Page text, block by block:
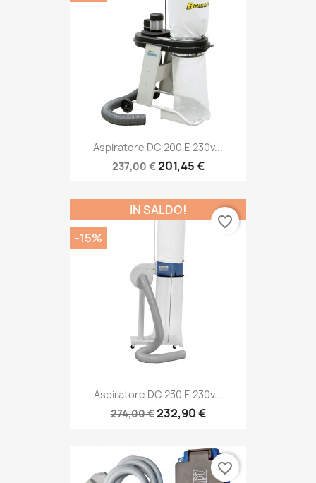
Aspiratore DC 200 E 230v...
237,00 €201,45 €
Aspiratore DC 230 E 230v...
274,00 €232,90 €
IN SALDO!
-15%
favorite_border
favorite_border